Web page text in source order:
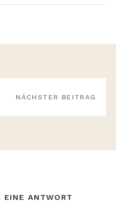
NÄCHSTER BEITRAG
EINE ANTWORT